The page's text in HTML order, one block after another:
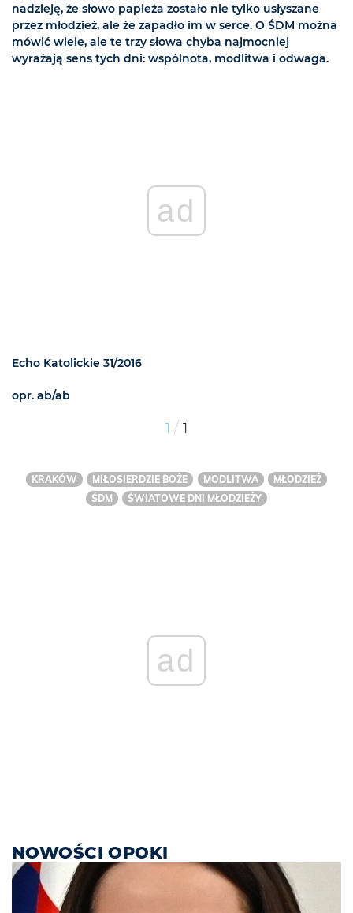
nadzieję, że słowo papieża zostało nie tylko usłyszane
przez młodzież, ale że zapadło im w serce. O ŚDM można
mówić wiele, ale te trzy słowa chyba najmocniej
wyrażają sens tych dni: wspólnota, modlitwa i odwaga.
ad
Echo Katolickie 31/2016
opr. ab/ab
1 / 1
KRAKÓW MIŁOSIERDZIE BOŻE MODLITWA
MŁODZIEŻ
ŚDM
ŚWIATOWE DNI MŁODZIEŻY
ad
NOWOŚCI OPOKI